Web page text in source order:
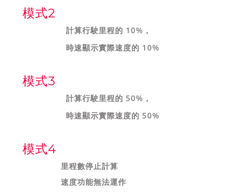
模式2
計算行駛里程的 10%，
時速顯示實際速度的 10%
模式3
計算行駛里程的 50%，
時速顯示實際速度的 50%
模式4
里程數停止計算
速度功能無法運作